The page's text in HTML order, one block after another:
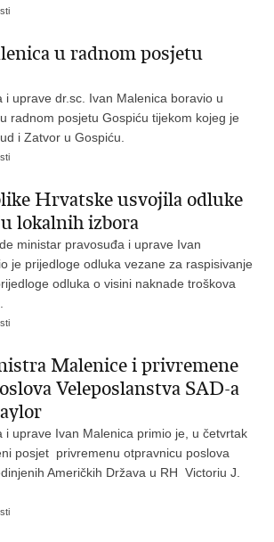
u radnom posjetu
i uprave dr.sc. Ivan Malenica boravio u
radnom posjetu Gospiću tijekom kojeg je
i Zatvor u Gospiću.
Hrvatske usvojila odluke
lokalnih izbora
ministar pravosuđa i uprave Ivan
je prijedloge odluka vezane za raspisivanje
odluka o visini naknade troškova
Malenice i privremene
Veleposlanstva SAD-a
i uprave Ivan Malenica primio je, u četvrtak
posjet privremenu otpravnicu poslova
Američkih Država u RH Victoriu J.